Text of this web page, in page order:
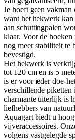
Je hoeft geen
want het hekwerk kan
aan schuttingpalen
klaar. Voor de
nog meer stabiliteit te
bevestigd.
Het hekwerk is
tot 120 cm en is 5
is er voor ieder doe-
verschillende
charmante uiterlijk is
liefhebbers van
Aquagart biedt u
vijveraccessoires.
volgens vastgelegde